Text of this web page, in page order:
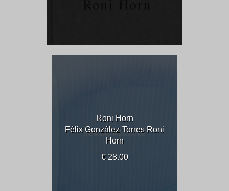
Roni Horn
Félix González-Torres Roni
Horn
€ 28.00